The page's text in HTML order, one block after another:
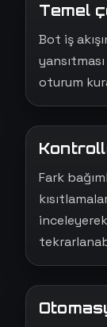
Temel
Bot iş
oturum
Fark